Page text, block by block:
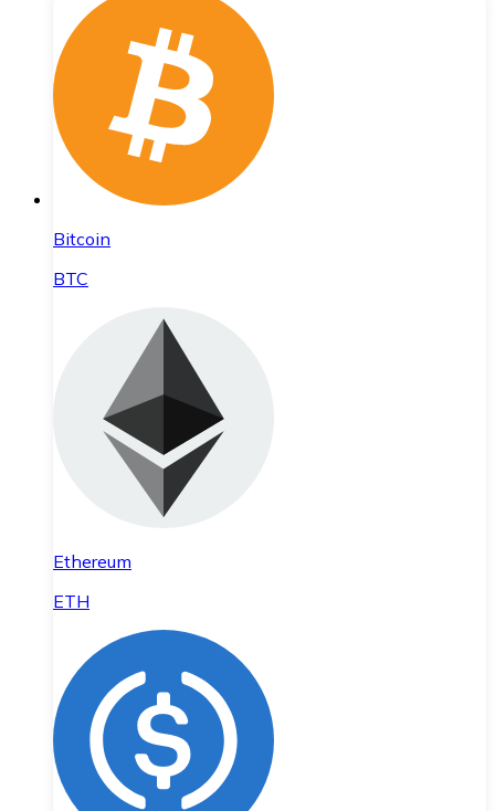
Bitcoin
BTC
Ethereum
ETH